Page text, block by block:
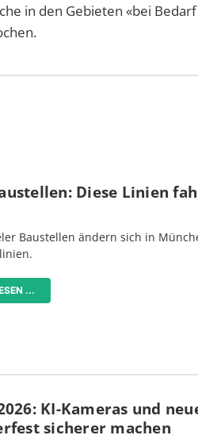
in den Gebieten «bei
Diese Linien
Baustellen ändern sich in
...
KI-Kameras und
sicherer machen